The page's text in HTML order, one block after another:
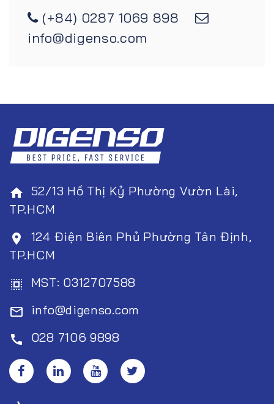
(+84) 0287 1069 898
info@digenso.com
home 52/13 Hồ Thị Kỷ Phường Vườn Lài,
TP.HCM
room
124 Điện Biên Phủ Phường Tân Định,
TP.HCM
select_all MST: 0312707588
mail_outline info@digenso.com
call 028 7106 9898